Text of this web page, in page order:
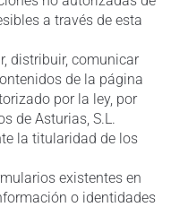
a través de esta
distribuir, comunicar
de la página
por la ley, por
de Asturias, S.L.
la titularidad de los
existentes en
o identidades